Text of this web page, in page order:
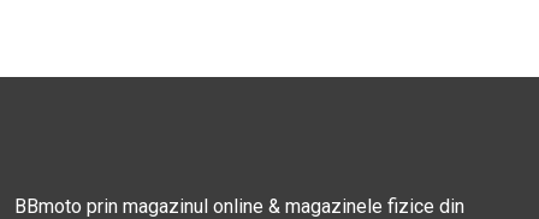
BBmoto prin magazinul online & magazinele fizice din